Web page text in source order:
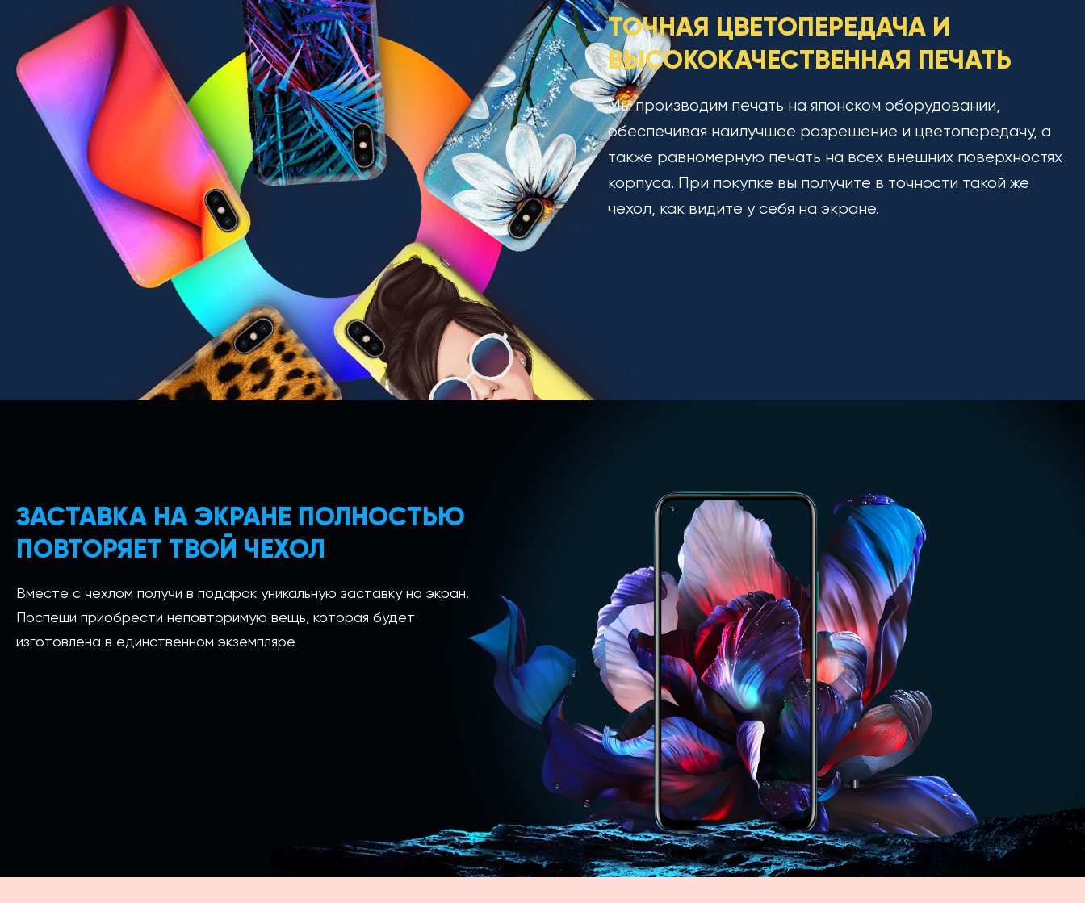
ТОЧНАЯ ЦВЕТОПЕРЕДАЧА И
ВЫСОКОКАЧЕСТВЕННАЯ ПЕЧАТЬ
Мы производим печать на японском оборудовании,
обеспечивая наилучшее разрешение и цветопередачу, а
также равномерную печать на всех внешних поверхностях
корпуса. При покупке вы получите в точности такой же
чехол, как видите у себя на экране.
ЗАСТАВКА НА ЭКРАНЕ ПОЛНОСТЬЮ
ПОВТОРЯЕТ ТВОЙ ЧЕХОЛ
Вместе с чехлом получи в подарок уникальную заставку на экран.
Поспеши приобрести неповторимую вещь, которая будет
изготовлена в единственном экземпляре